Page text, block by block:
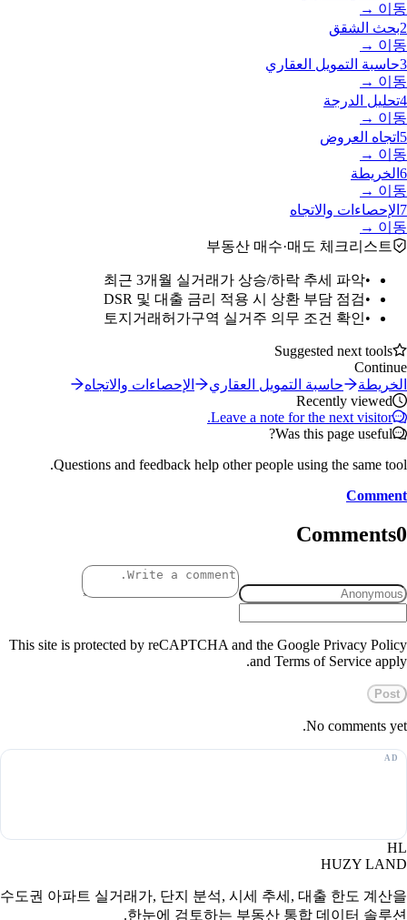
이동 →
2بحث الشقق
이동 →
3حاسبة التمويل العقاري
이동 →
4تحليل الدرجة
이동 →
5 اتجاه العروض
이동 →
6 الخريطة
이동 →
7 الإحصاءات والاتجاه
이동 →
부동산 매수·매도 체크리스트
•
최근 3개월 실거래가 상승/하락 추세 파악
•
DSR 및 대출 금리 적용 시 상환 부담 점검
•
토지거래허가구역 실거주 의무 조건 확인
Suggested next tools
Continue
الخريطة
حاسبة التمويل العقاري
الإحصاءات والاتجاه
Recently viewed
Leave a note for the next visitor.
Was this page useful?
Questions and feedback help other people using the same tool.
Comment
Comments0
This site is protected by reCAPTCHA and the Google Privacy Policy
and Terms of Service apply.
Post
No comments yet.
HL
HUZY LAND
수도권 아파트 실거래가, 단지 분석, 시세 추세, 대출 한도 계산을
한눈에 검토하는 부동산 통합 데이터 솔루션.